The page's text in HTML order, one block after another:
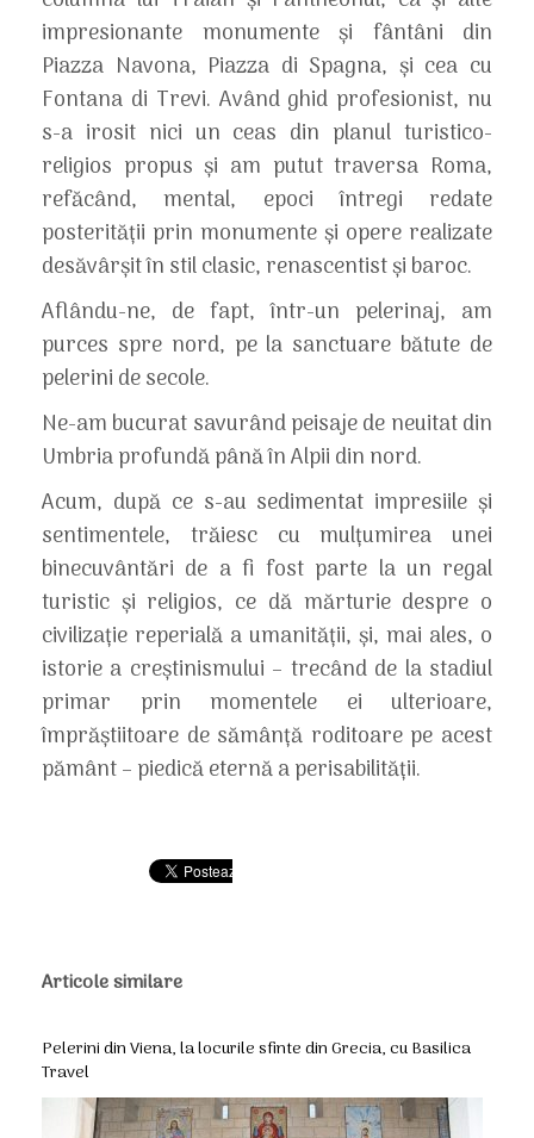
impresionante monumente şi fântâni din
Piazza Navona, Piazza di Spagna, şi cea cu
Fontana di Trevi. Având ghid profesionist, nu
s-a irosit nici un ceas din planul turistico-
religios propus şi am putut traversa Roma,
refăcând, mental, epoci întregi redate
posterităţii prin monumente şi opere realizate
desăvârşit în stil clasic, renascentist şi baroc.
Aflându-ne, de fapt, într-un pelerinaj, am
purces spre nord, pe la sanctuare bătute de
pelerini de secole.
Ne-am bucurat savurând peisaje de neuitat din
Umbria profundă până în Alpii din nord.
Acum, după ce s-au sedimentat impresiile şi
sentimentele, trăiesc cu mulţumirea unei
binecuvântări de a fi fost parte la un regal
turistic şi religios, ce dă mărturie despre o
civilizaţie reperială a umanităţii, şi, mai ales, o
istorie a creştinismului – trecând de la stadiul
primar prin momentele ei ulterioare,
împrăştiitoare de sămânţă roditoare pe acest
pământ – piedică eternă a perisabilităţii.
Articole similare
Pelerini din Viena, la locurile sfinte din Grecia, cu Basilica
Travel